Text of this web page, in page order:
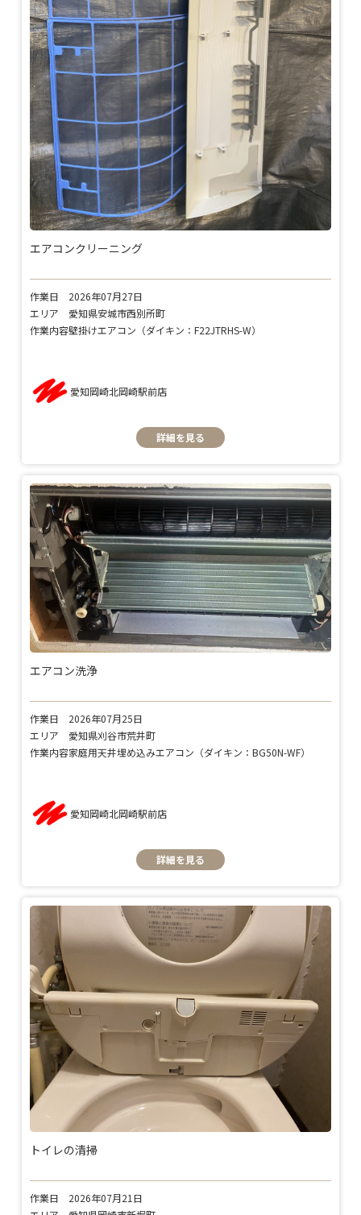
エアコンクリーニング
作業日
2026年07月27日
エリア
愛知県安城市西別所町
作業内容壁掛けエアコン（ダイキン：F22JTRHS-W）
愛知岡崎北岡崎駅前店
詳細を見る
エアコン洗浄
作業日
2026年07月25日
エリア
愛知県刈谷市荒井町
作業内容家庭用天井埋め込みエアコン（ダイキン：BG50N-WF）
愛知岡崎北岡崎駅前店
詳細を見る
トイレの清掃
作業日
2026年07月21日